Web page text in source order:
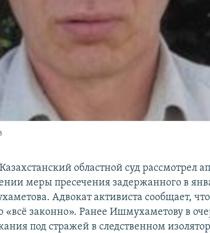
областной суд рассмотрел
меры пресечения задержанного в
Адвокат активиста сообщает,
«всё законно». Ранее Ишмухаметову в
под стражей в следственном